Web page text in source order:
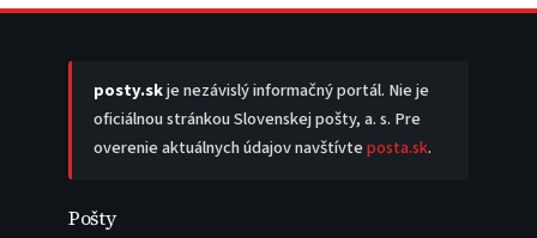
posty.skje nezávislý informačný portál. Nie je
oficiálnou stránkou Slovenskej pošty, a. s. Pre
overenie aktuálnych údajov navštívteposta.sk.
Pošty